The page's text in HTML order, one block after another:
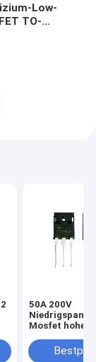
Low-
TO-
50A 200V
Mosfet hoher